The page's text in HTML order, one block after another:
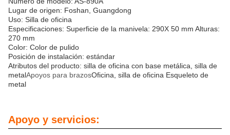
Lugar de origen: Foshan, Guangdong
Uso: Silla de oficina
Especificaciones: Superficie de la manivela: 290X 50 mm Alturas:
270 mm
Color: Color de pulido
Posición de instalación: estándar
Atributos del producto: silla de oficina con base metálica, silla de
metalApoyos para brazosOficina, silla de oficina Esqueleto de
metal
Apoyo y servicios: